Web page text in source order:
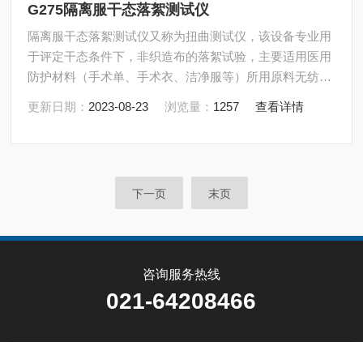
G275隔离服干态落絮测试仪
隔离服干态落絮测试仪又称为扭曲测试仪，该设备专业用
于评定干态条件下，非织造布的落絮试验，主要适用医用
防护材料（手术单、手术衣、洁净服等）所用原料无纺布
品在试验箱内经受一个扭转和压缩的综合作用。在此扭曲
更新日期： 2023-08-23 浏览量： 1257 查看详情
下一页 末页
咨询服务热线
021-64208466